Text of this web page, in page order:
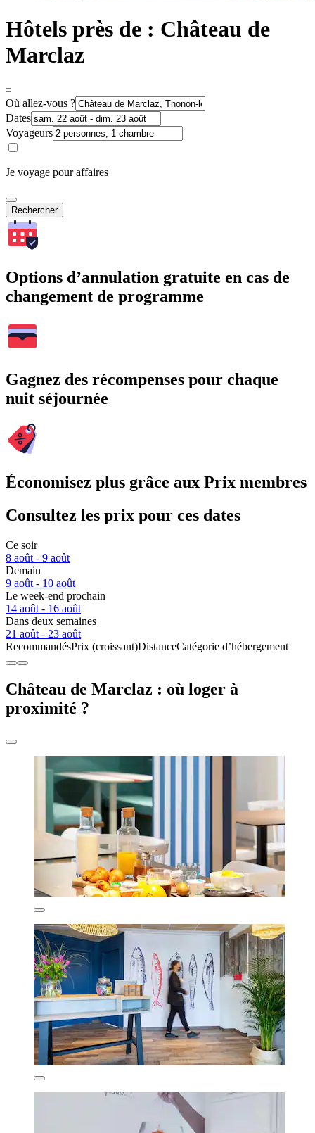
Hôtels près de : Château de
Marclaz
Où allez-vous ?
Dates
Voyageurs
Je voyage pour affaires
Rechercher
Options d’annulation gratuite en cas de
changement de programme
Gagnez des récompenses pour chaque
nuit séjournée
Économisez plus grâce aux Prix membres
Consultez les prix pour ces dates
Ce soir
8 août - 9 août
Demain
9 août - 10 août
Le week-end prochain
14 août - 16 août
Dans deux semaines
21 août - 23 août
RecommandésPrix (croissant)DistanceCatégorie d’hébergement
Château de Marclaz : où loger à
proximité ?